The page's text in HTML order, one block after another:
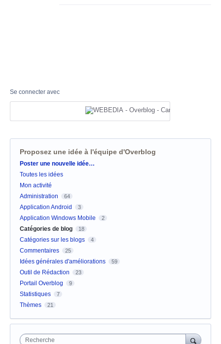
Se connecter avec
Proposez une idée à l'équipe d'Overblog
Catégories
Poster une nouvelle idée…
Toutes les idées
Mon activité
Administration
64
Application Android 3
Application Windows Mobile 2
Catégories de blog 18
Catégories sur les blogs 4
Commentaires 25
Idées générales d'améliorations 59
Outil de Rédaction 23
Portail Overblog 9
Statistiques 7
Thèmes 21
Recherche